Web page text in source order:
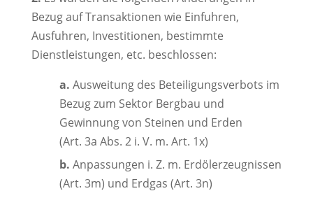
Bezug auf Transaktionen wie Einfuhren,
Ausfuhren, Investitionen, bestimmte
Dienstleistungen, etc. beschlossen:
a. Ausweitung des Beteiligungsverbots im
Bezug zum Sektor Bergbau und
Gewinnung von Steinen und Erden
(Art. 3a Abs. 2 i. V. m. Art. 1x)
b. Anpassungen i. Z. m. Erdölerzeugnissen
(Art. 3m) und Erdgas (Art. 3n)